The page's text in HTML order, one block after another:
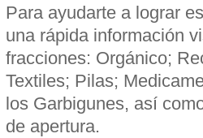
Para ayudarte a lograr
una rápida información
fracciones: Orgánico;
Textiles; Pilas;
los Garbigunes, así
de apertura.